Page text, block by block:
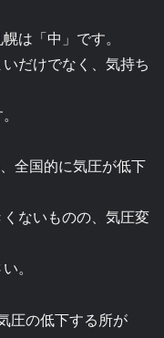
は「中」です。
だけでなく、気持ち
全国的に気圧が低下
ないものの、気圧変
。
圧の低下する所が